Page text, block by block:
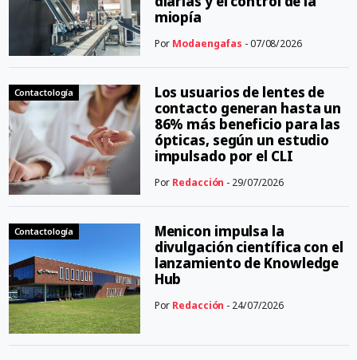
miopía
Por Modaengafas - 07/08/2026
Contactología
Los usuarios de lentes de
contacto generan hasta un
86% más beneficio para las
ópticas, según un estudio
impulsado por el CLI
Por Redacción - 29/07/2026
Contactología
Menicon impulsa la
divulgación científica con el
lanzamiento de Knowledge
Hub
Por Redacción - 24/07/2026